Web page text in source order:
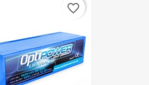
favorite_border